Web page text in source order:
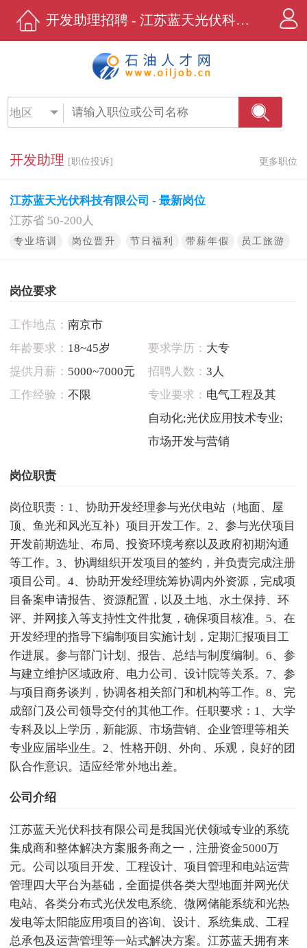
开发助理招聘 - 江苏蓝天光伏科技有限公司 - 石油人才网
地区
开发助理 [职位投诉] 更多职位
江苏蓝天光伏科技有限公司 - 最新岗位
江苏省 50-200人
专业培训 岗位晋升 节日福利 带薪年假 员工旅游
岗位要求
工作地点： 南京市
年龄要求： 18~45岁 要求学历： 大专
提供月薪： 5000~7000元 招聘人数： 3人
工作经验： 不限 专业要求： 电气工程及其
自动化;光伏应用技术专业;
市场开发与营销
岗位职责
岗位职责：1、协助开发经理参与光伏电站（地面、屋
顶、鱼光和风光互补）项目开发工作。2、参与光伏项目
开发前期选址、布局、投资环境考察以及政府初期沟通
等工作。3、协调组织开发项目的签约，并负责完成注册
项目公司。4、协助开发经理统筹协调内外资源，完成项
目备案申请报告、资源配置，以及土地、水土保持、环
评、并网接入等支持性文件批复，确保项目核准。5、在
开发经理的指导下编制项目实施计划，定期汇报项目工
作进展。参与部门计划、报告、总结与制度编制。6、参
与建立维护区域政府、电力公司、设计院等关系。7、参
与项目商务谈判，协调各相关部门和机构等工作。8、完
成部门及公司领导交付的其他工作。任职要求：1、大学
专科及以上学历，新能源、市场营销、企业管理等相关
专业应届毕业生。2、性格开朗、外向、乐观，良好的团
队合作意识。适应经常外地出差。
公司介绍
江苏蓝天光伏科技有限公司是我国光伏领域专业的系统
集成商和整体解决方案服务商之一，注册资金5000万
元。公司以项目开发、工程设计、项目管理和电站运营
管理四大平台为基础，全面提供各类大型地面并网光伏
电站、各类分布式光伏发电系统、微网储能系统和光热
发电等太阳能应用项目的咨询、设计、系统集成、工程
总承包及运营管理等一站式解决方案。江苏蓝天拥有来